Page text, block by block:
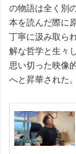
の物語は全く別
本を読んだ際に
丁寧に汲み取ら
解な哲学と生々
思い切った映像
へと昇華された。